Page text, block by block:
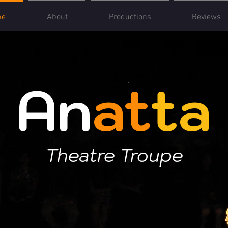
About Productions Reviews
Anatta
Theatre Troupe